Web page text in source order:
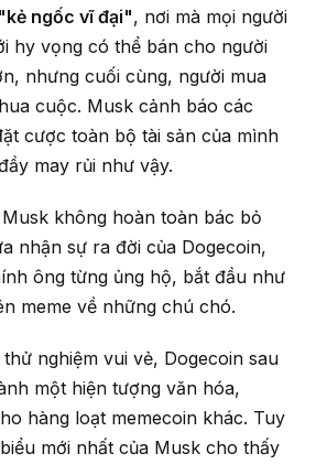
ngốc vĩ đại", nơi mà mọi người
hy vọng có thể bán cho người
nhưng cuối cùng, người mua
cuộc. Musk cảnh báo các
cược toàn bộ tài sản của mình
may rủi như vậy.
không hoàn toàn bác bỏ
nhận sự ra đời của Dogecoin,
ông từng ủng hộ, bắt đầu như
meme về những chú chó.
nghiệm vui vẻ, Dogecoin sau
một hiện tượng văn hóa,
hàng loạt memecoin khác. Tuy
mới nhất của Musk cho thấy